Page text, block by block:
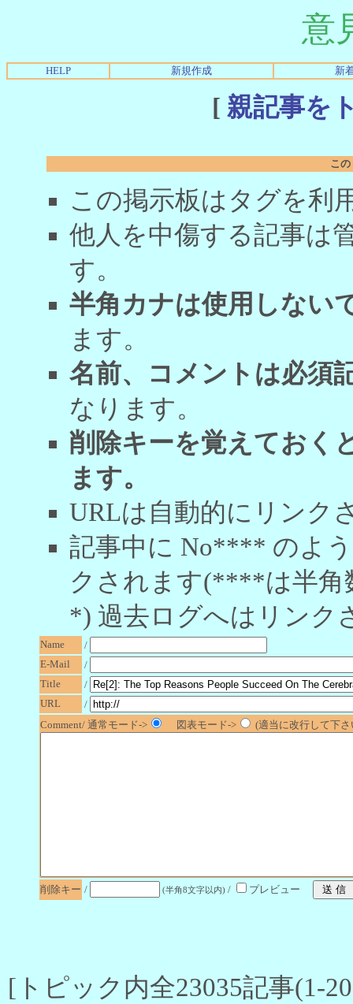
意
HELP 新規作成 新
[ 親記事を
こ
この掲示板はタグを利
他人を中傷する記事は
す。
半角カナは使用しない
ます。
名前、コメントは必須
なります。
削除キーを覚えておく
ます。
URLは自動的にリンク
記事中に No**** のよ
クされます(****は半角
*) 過去ログへはリンク
Name
/
E-Mail
/
Title
/
URL
/
Comment/ 通常モード->
図表モード-> (適当に改行して下
削除キー / (半角8文字以内) / プレビュー
[トピック内全23035記事(1-